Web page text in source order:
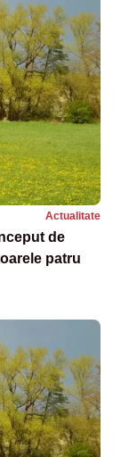
Actualitate
de
patru